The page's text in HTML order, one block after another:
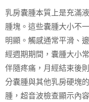
乳房囊腫本質上是充滿
腫塊。這些囊腫大小不
明顯。觸感通常平滑、
經週期期間，囊腫大小
伴隨疼痛，月經結束後
分囊腫與其他乳房硬塊
腫，超音波檢查顯示內